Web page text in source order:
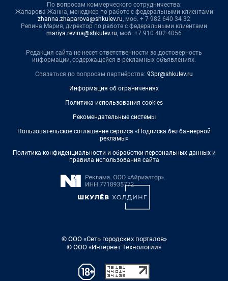
По вопросам коммерческого сотрудничества:
Жапарова Жанна, менеджер по работе с федеральными клиентами
zhanna.zhaparova@shkulev.ru, моб. + 7 982 640 34 32
Ревина Мария, директор по работе с федеральными клиентами
mariya.revina@shkulev.ru, моб. +7 910 402 4056
Редакция сайта не несет ответственности за достоверность
информации, содержащейся в рекламных объявлениях.
Связаться по вопросам партнёрства: 93pr@shkulev.ru
Информация об ограничениях
Политика использования cookies
Рекомендательные системы
Пользовательское соглашение сервиса «Подписка без баннерной
рекламы»
Политика конфиденциальности и обработки персональных данных и
правила использования сайта
© ООО «Сеть городских порталов»
© ООО «Интернет Технологии»